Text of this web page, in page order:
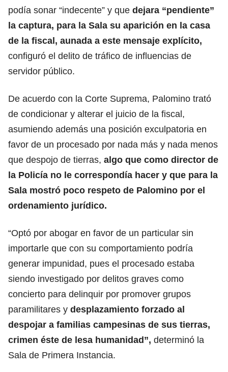
podía sonar “indecente” y que dejara “pendiente”
la captura, para la Sala su aparición en la casa
de la fiscal, aunada a este mensaje explícito,
configuró el delito de tráfico de influencias de
servidor público.
De acuerdo con la Corte Suprema, Palomino trató
de condicionar y alterar el juicio de la fiscal,
asumiendo además una posición exculpatoria en
favor de un procesado por nada más y nada menos
que despojo de tierras, algo que como director de
la Policía no le correspondía hacer y que para la
Sala mostró poco respeto de Palomino por el
ordenamiento jurídico.
“Optó por abogar en favor de un particular sin
importarle que con su comportamiento podría
generar impunidad, pues el procesado estaba
siendo investigado por delitos graves como
concierto para delinquir por promover grupos
paramilitares y desplazamiento forzado al
despojar a familias campesinas de sus tierras,
crimen éste de lesa humanidad”, determinó la
Sala de Primera Instancia.